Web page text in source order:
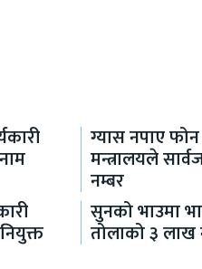
ग्यास नपाए फोन
मन्त्रालयले
नम्बर
सुनको भाउमा
तोलाको ३